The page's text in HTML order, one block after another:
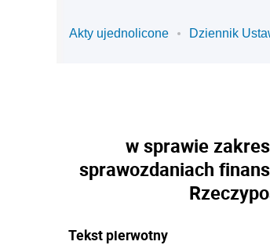
Akty ujednolicone Dziennik
w sprawie
sprawozdaniach
Tekst pierwotny